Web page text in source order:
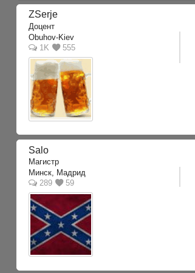
ZSerje
Доцент
Obuhov-Kiev
1K
555
Salo
Магистр
Минск, Мадрид
289
59